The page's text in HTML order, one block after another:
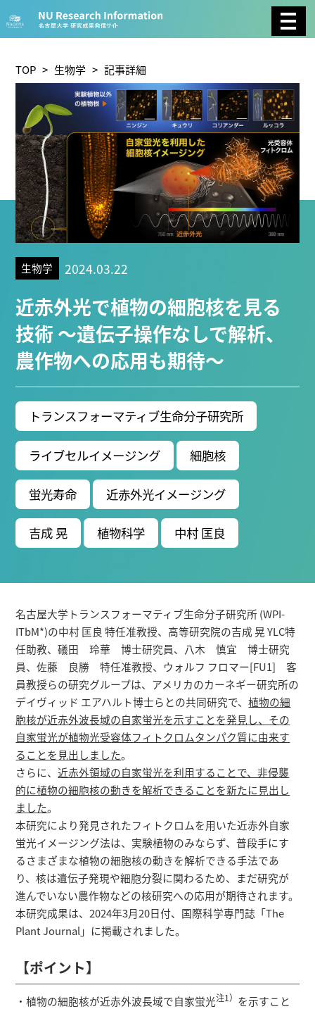
CATEGORY
環境学 生物学
総合理工 総合生物 複合領域
農学 化学 医歯薬学
工学 情報学 数物系科学
人文学
TAG
(177)
生命農学研究科 (116)
トランスフォーマティ
ブ生命分子研究所 (75)
環境学研究科 (67)
宇宙地球
環境研究所 (63)
未来材料・システム研究所 (61)
報学研究科 (47)
植物 (33) 機械学習 (31)
境医学研究所 (23)
進化 (23)
未来社会創造機構 (22)
宇宙 (21)
創薬科学研究科 (20)
シロイヌナズ
Research VIDEOS
Researchers' VOICE
名古屋大学基金
研究者総覧
TOP > 生物学 > 記事詳細
生物学 2024.03.22
近赤外光で植物の細胞核を見る
技術 ～遺伝子操作なしで解析、
農作物への応用も期待～
トランスフォーマティブ生命分子研究所
ライブセルイメージング 細胞核
蛍光寿命 近赤外光イメージング
吉成 晃 植物科学 中村 匡良
名古屋大学トランスフォーマティブ生命分子研究所 (WPI-
ITbM*)の中村 匡良 特任准教授、高等研究院の吉成 晃 YLC特
任助教、礒田 玲華 博士研究員、八木 慎宜 博士研究
員、佐藤 良勝 特任准教授、ウォルフ フロマー[FU1] 客
員教授らの研究グループは、アメリカのカーネギー研究所の
デイヴィッド エアハルト博士らとの共同研究で、植物の細
胞核が近赤外波長域の自家蛍光を示すことを発見し、その
自家蛍光が植物光受容体フィトクロムタンパク質に由来す
ることを見出しました。
さらに、近赤外領域の自家蛍光を利用することで、非侵襲
的に植物の細胞核の動きを解析できることを新たに見出し
ました。
本研究により発見されたフィトクロムを用いた近赤外自家
蛍光イメージング法は、実験植物のみならず、普段手にす
るさまざまな植物の細胞核の動きを解析できる手法であ
り、核は遺伝子発現や細胞分裂に関わるため、まだ研究が
進んでいない農作物などの核研究への応用が期待されます。
本研究成果は、2024年3月20日付、国際科学専門誌「The
Plant Journal」に掲載されました。
【ポイント】
・植物の細胞核が近赤外波長域で自家蛍光注1） を示すこと